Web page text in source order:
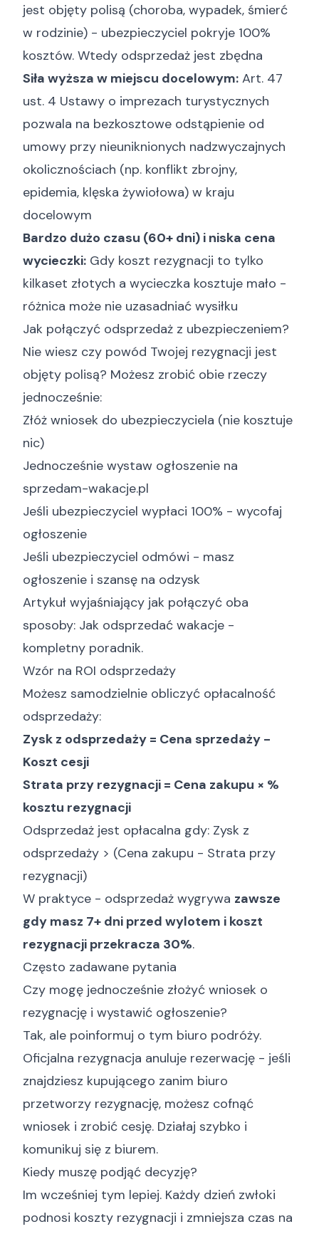
jest objęty polisą (choroba, wypadek, śmierć
w rodzinie) - ubezpieczyciel pokryje 100%
kosztów. Wtedy odsprzedaż jest zbędna
Siła wyższa w miejscu docelowym: Art. 47
ust. 4 Ustawy o imprezach turystycznych
pozwala na bezkosztowe odstąpienie od
umowy przy nieuniknionych nadzwyczajnych
okolicznościach (np. konflikt zbrojny,
epidemia, klęska żywiołowa) w kraju
docelowym
Bardzo dużo czasu (60+ dni) i niska cena
wycieczki: Gdy koszt rezygnacji to tylko
kilkaset złotych a wycieczka kosztuje mało -
różnica może nie uzasadniać wysiłku
Jak połączyć odsprzedaż z ubezpieczeniem?
Nie wiesz czy powód Twojej rezygnacji jest
objęty polisą? Możesz zrobić obie rzeczy
jednocześnie:
Złóż wniosek do ubezpieczyciela (nie kosztuje
nic)
Jednocześnie wystaw ogłoszenie na
sprzedam-wakacje.pl
Jeśli ubezpieczyciel wypłaci 100% - wycofaj
ogłoszenie
Jeśli ubezpieczyciel odmówi - masz
ogłoszenie i szansę na odzysk
Artykuł wyjaśniający jak połączyć oba
sposoby: Jak odsprzedać wakacje -
kompletny poradnik.
Wzór na ROI odsprzedaży
Możesz samodzielnie obliczyć opłacalność
odsprzedaży:
Zysk z odsprzedaży = Cena sprzedaży -
Koszt cesji
Strata przy rezygnacji = Cena zakupu × %
kosztu rezygnacji
Odsprzedaż jest opłacalna gdy: Zysk z
odsprzedaży > (Cena zakupu - Strata przy
rezygnacji)
W praktyce - odsprzedaż wygrywa zawsze
gdy masz 7+ dni przed wylotem i koszt
rezygnacji przekracza 30%.
Często zadawane pytania
Czy mogę jednocześnie złożyć wniosek o
rezygnację i wystawić ogłoszenie?
Tak, ale poinformuj o tym biuro podróży.
Oficjalna rezygnacja anuluje rezerwację - jeśli
znajdziesz kupującego zanim biuro
przetworzy rezygnację, możesz cofnąć
wniosek i zrobić cesję. Działaj szybko i
komunikuj się z biurem.
Kiedy muszę podjąć decyzję?
Im wcześniej tym lepiej. Każdy dzień zwłoki
podnosi koszty rezygnacji i zmniejsza czas na